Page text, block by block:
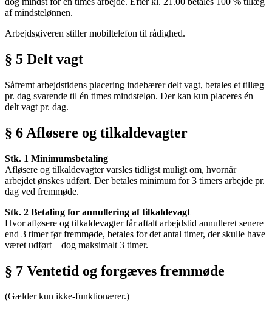
af mindstelønnen.
Arbejdsgiveren stiller mobiltelefon til rådighed.
§ 5 Delt vagt
Såfremt arbejdstidens placering indebærer delt vagt, betales et tillæg
pr. dag svarende til én times mindsteløn. Der kan kun placeres én
delt vagt pr. dag.
§ 6 Afløsere og tilkaldevagter
Stk. 1 Minimumsbetaling
Afløsere og tilkaldevagter varsles tidligst muligt om, hvornår
arbejdet ønskes udført. Der betales minimum for 3 timers arbejde pr.
dag ved fremmøde.
Stk. 2 Betaling for annullering af tilkaldevagt
Hvor afløsere og tilkaldevagter får aftalt arbejdstid annulleret senere
end 3 timer før fremmøde, betales for det antal timer, der skulle have
været udført – dog maksimalt 3 timer.
§ 7 Ventetid og forgæves fremmøde
(Gælder kun ikke-funktionærer.)